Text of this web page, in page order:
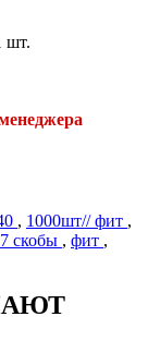
шт.
, 1000шт// фит ,
скобы , фит ,